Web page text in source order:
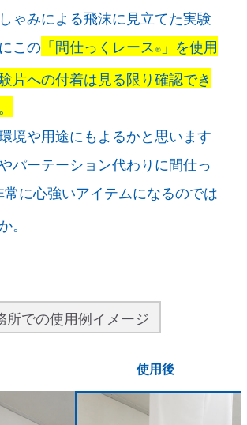
ゃみによる飛沫に見立てた実験
この「間仕っくレース ®」を使用
片への付着は見る限り確認でき
境や用途にもよるかと思います
パーテーション代わりに間仕っ
常に心強いアイテムになるのでは
。
所での使用例イメージ
使用後